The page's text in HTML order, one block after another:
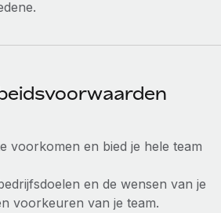
voorkomen en bied je hele team
en de wensen van je
voorkeuren van je team.